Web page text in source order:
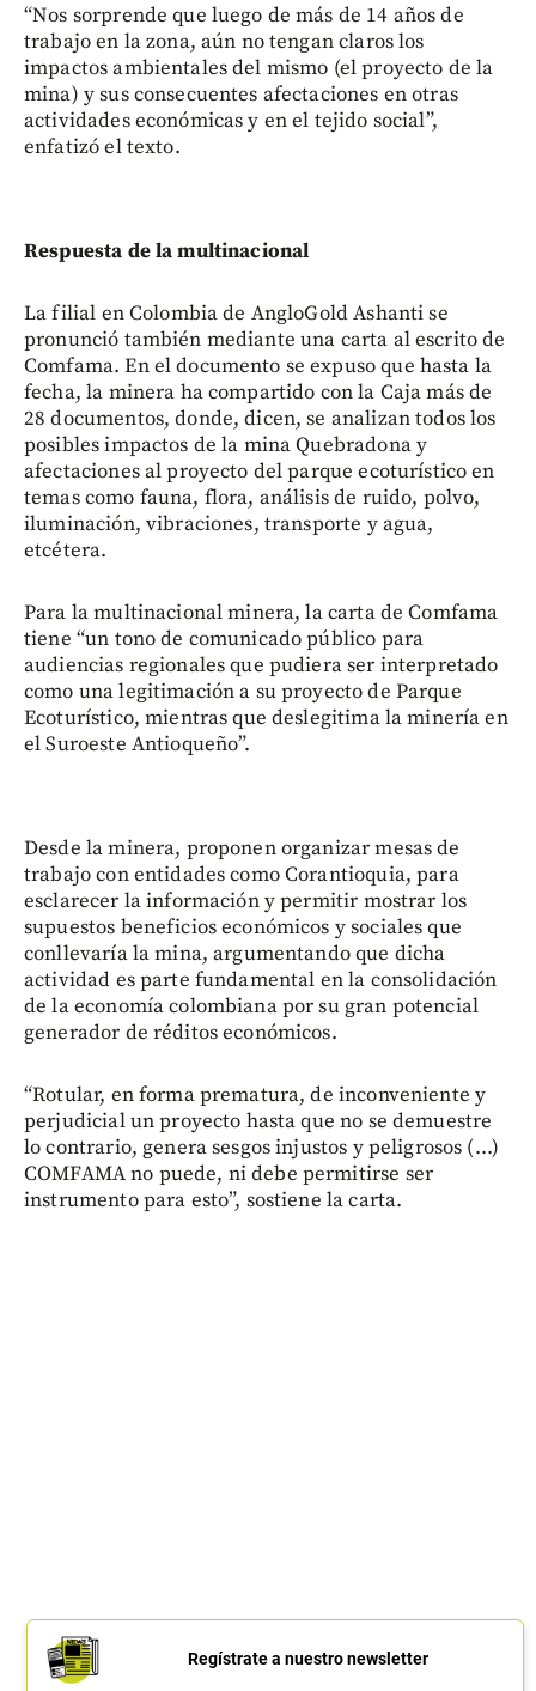
“Nos sorprende que luego de más de 14 años de
trabajo en la zona, aún no tengan claros los
impactos ambientales del mismo (el proyecto de la
mina) y sus consecuentes afectaciones en otras
actividades económicas y en el tejido social”,
enfatizó el texto.
Respuesta de la multinacional
La filial en Colombia de AngloGold Ashanti se
pronunció también mediante una carta al escrito de
Comfama. En el documento se expuso que hasta la
fecha, la minera ha compartido con la Caja más de
28 documentos, donde, dicen, se analizan todos los
posibles impactos de la mina Quebradona y
afectaciones al proyecto del parque ecoturístico en
temas como fauna, flora, análisis de ruido, polvo,
iluminación, vibraciones, transporte y agua,
etcétera.
Para la multinacional minera, la carta de Comfama
tiene “un tono de comunicado público para
audiencias regionales que pudiera ser interpretado
como una legitimación a su proyecto de Parque
Ecoturístico, mientras que deslegitima la minería en
el Suroeste Antioqueño”.
Desde la minera, proponen organizar mesas de
trabajo con entidades como Corantioquia, para
esclarecer la información y permitir mostrar los
supuestos beneficios económicos y sociales que
conllevaría la mina, argumentando que dicha
actividad es parte fundamental en la consolidación
de la economía colombiana por su gran potencial
generador de réditos económicos.
“Rotular, en forma prematura, de inconveniente y
perjudicial un proyecto hasta que no se demuestre
lo contrario, genera sesgos injustos y peligrosos (...)
COMFAMA no puede, ni debe permitirse ser
instrumento para esto”, sostiene la carta.
Regístrate a nuestro newsletter